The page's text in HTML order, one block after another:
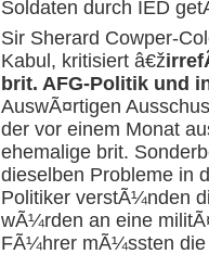
Soldaten durch IED
Sir Sherard Cowper-
Kabul, kritisiert â€ž
brit. AFG-Politik und
AuswÃ¤rtigen
der vor einem Monat
ehemalige brit.
dieselben Probleme in
Politiker verstÃ¼nden
wÃ¼rden an eine
FÃ¼hrer mÃ¼ssten die